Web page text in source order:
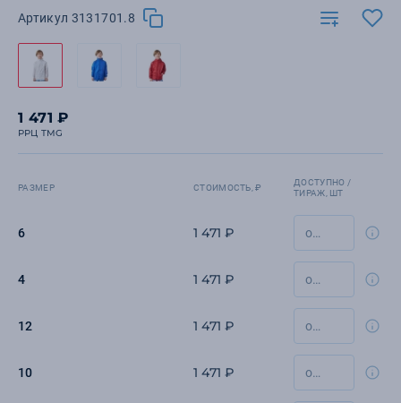
Артикул 3131701.8
1 471 ₽
РРЦ TMG
РАЗМЕР СТОИМОСТЬ, ₽
ДОСТУПНО /
ТИРАЖ, ШТ
6 1 471 ₽
4 1 471 ₽
12 1 471 ₽
10 1 471 ₽